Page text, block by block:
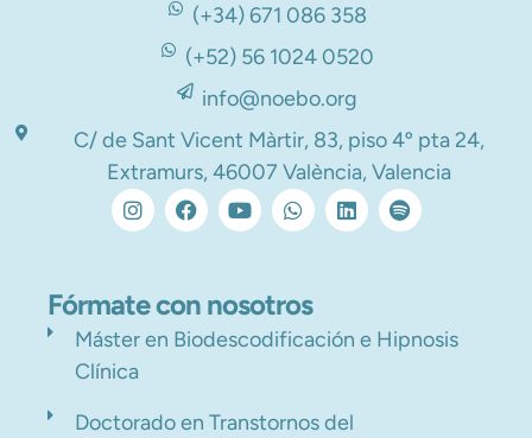
(+34) 671 086 358
(+52) 56 1024 0520
info@noebo.org
C/ de Sant Vicent Màrtir, 83, piso 4º pta 24,
Extramurs, 46007 València, Valencia
Fórmate con nosotros
Máster en Biodescodificación e Hipnosis
Clínica
Doctorado en Transtornos del